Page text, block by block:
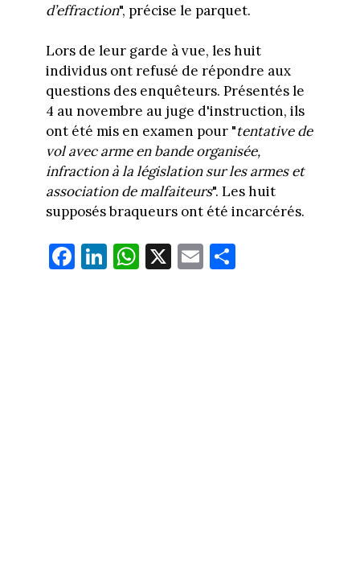
d’effraction", précise le parquet.
Lors de leur garde à vue, les huit
individus ont refusé de répondre aux
questions des enquêteurs. Présentés le
4 au novembre au juge d'instruction, ils
ont été mis en examen pour "tentative de
vol avec arme en bande organisée,
infraction à la législation sur les armes et
association de malfaiteurs". Les huit
supposés braqueurs ont été incarcérés.
Fa
ce
Li
nk
W
ha
X E
m
Pa
rt